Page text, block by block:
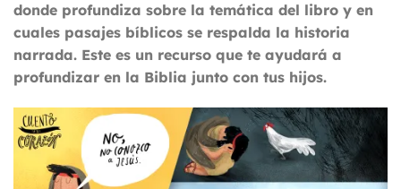
donde profundiza sobre la temática del libro y en
cuales pasajes bíblicos se respalda la historia
narrada. Este es un recurso que te ayudará a
profundizar en la Biblia junto con tus hijos.